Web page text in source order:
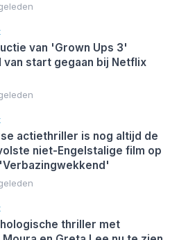
van 'Grown Ups 3'
van start gegaan bij Netflix
actiethriller is nog altijd de
niet-Engelstalige film op
thriller met